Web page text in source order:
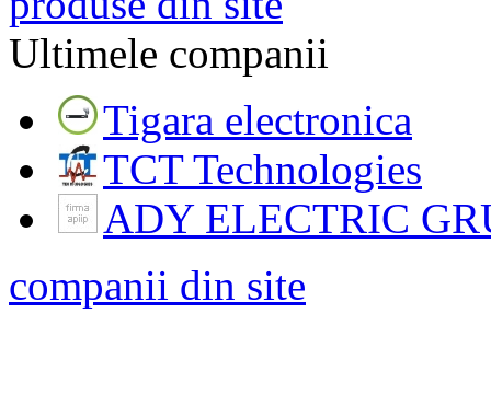
Ultimele companii
Tigara electronica
TCT Technologies
ADY ELECTRIC
companii din site